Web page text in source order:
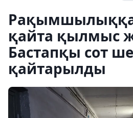
Рақымшылыққа
қайта қылмыс
Бастапқы сот
қайтарылды